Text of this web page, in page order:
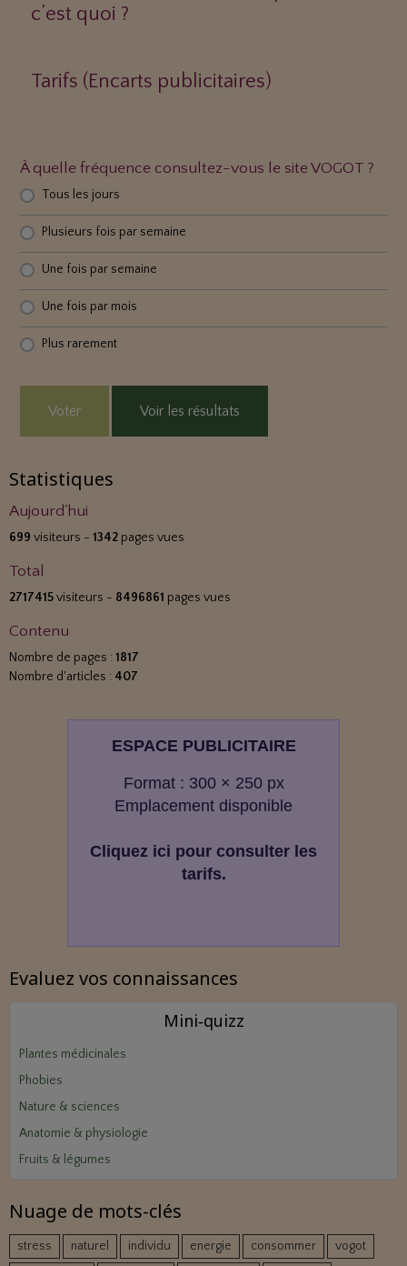
c’est quoi ?
Tarifs (Encarts publicitaires)
À quelle fréquence consultez-vous le site VOGOT ?
Tous les jours
Plusieurs fois par semaine
Une fois par semaine
Une fois par mois
Plus rarement
Voter Voir les résultats
Statistiques
Aujourd'hui
699 visiteurs - 1342 pages vues
Total
2717415visiteurs - 8496861 pages vues
Contenu
Nombre de pages : 1817
Nombre d'articles : 407
ESPACE PUBLICITAIRE
Format : 300 × 250 px
Emplacement disponible
Cliquez ici pour consulter les
tarifs.
Evaluez vos connaissances
Mini‑quizz
Plantes médicinales
Phobies
Nature & sciences
Anatomie & physiologie
Fruits & légumes
Nuage de mots-clés
stress naturel individu energie consommer
vogot